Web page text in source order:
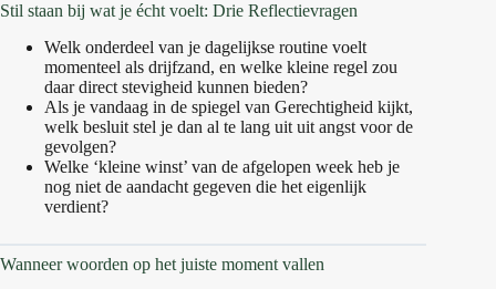
Stil staan bij wat je écht voelt: Drie Reflectievragen
Welk onderdeel van je dagelijkse routine voelt
momenteel als drijfzand, en welke kleine regel zou
daar direct stevigheid kunnen bieden?
Als je vandaag in de spiegel van Gerechtigheid kijkt,
welk besluit stel je dan al te lang uit uit angst voor de
gevolgen?
Welke ‘kleine winst’ van de afgelopen week heb je
nog niet de aandacht gegeven die het eigenlijk
verdient?
Wanneer woorden op het juiste moment vallen